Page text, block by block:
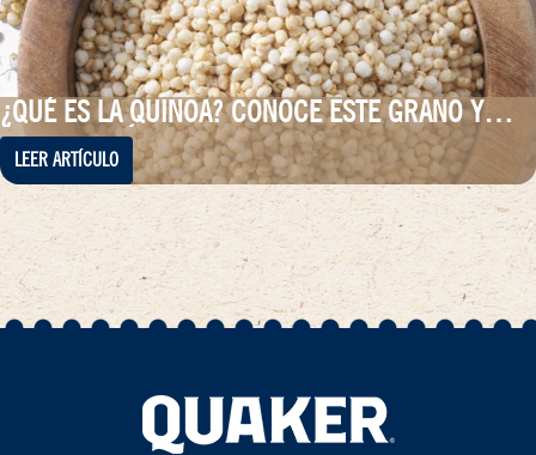
¿QUÉ ES LA QUINOA? CONOCE ESTE GRANO Y
APRENDE CÓMO PREPARARLO
LEER ARTÍCULO